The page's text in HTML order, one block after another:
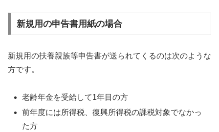
新規用の申告書用紙の場合
新規用の扶養親族等申告書が送られてくるのは次のような
方です。
老齢年金を受給して1年目の方
前年度には所得税、復興所得税の課税対象でなかっ
た方